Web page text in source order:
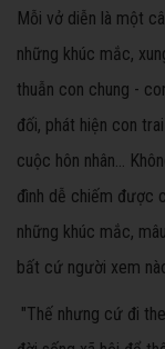
Mỗi vở diễn là một
những khúc mắc,
thuẫn con chung -
đối, phát hiện con
cuộc hôn nhân…
đình dễ chiếm được
những khúc mắc,
bất cứ người xem
"Thế nhưng cứ đi